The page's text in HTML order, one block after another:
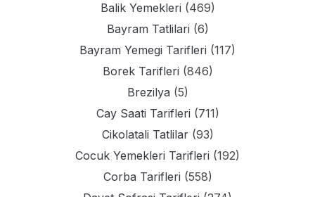
Balik Yemekleri (469)
Bayram Tatlilari (6)
Bayram Yemegi Tarifleri (117)
Borek Tarifleri (846)
Brezilya (5)
Cay Saati Tarifleri (711)
Cikolatali Tatlilar(93)
Cocuk Yemekleri Tarifleri (192)
Corba Tarifleri (558)